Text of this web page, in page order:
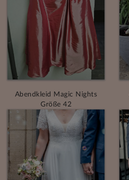
Abendkleid Magic Nights
Größe 42